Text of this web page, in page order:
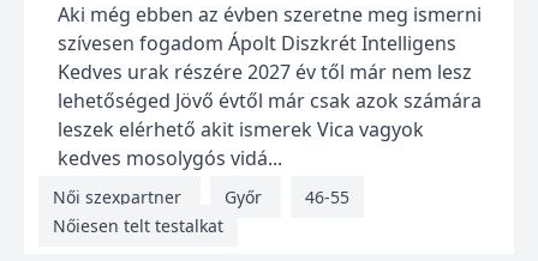
Aki még ebben az évben szeretne meg ismerni
szívesen fogadom Ápolt Diszkrét Intelligens
Kedves urak részére 2027 év től már nem lesz
lehetőséged Jövő évtől már csak azok számára
leszek elérhető akit ismerek Vica vagyok
kedves mosolygós vidá...
Női szexpartner Győr
46-55
Nőiesen telt testalkat